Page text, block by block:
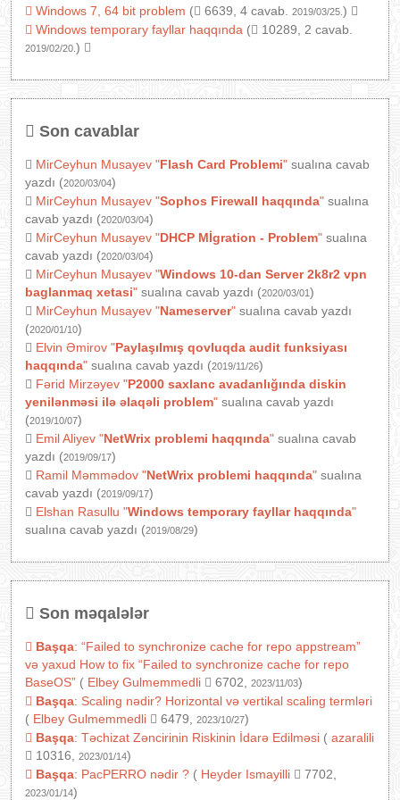
Windows 7, 64 bit problem ( 6639, 4 cavab. 2019/03/25. )
Windows temporary fayllar haqqında ( 10289, 2 cavab.
2019/02/20. )
Son cavablar
MirCeyhun Musayev "Flash Card Problemi" sualına cavab
yazdı (2020/03/04)
MirCeyhun Musayev "Sophos Firewall haqqında" sualına
cavab yazdı (2020/03/04)
MirCeyhun Musayev "DHCP Mİgration - Problem" sualına
cavab yazdı (2020/03/04)
MirCeyhun Musayev "Windows 10-dan Server 2k8r2 vpn
baglanmaq xetasi" sualına cavab yazdı (2020/03/01)
MirCeyhun Musayev "Nameserver" sualına cavab yazdı
(2020/01/10)
Elvin Əmirov "Paylaşılmış qovluqda audit funksiyası
haqqında" sualına cavab yazdı (2019/11/26)
Fərid Mirzəyev "P2000 saxlanc avadanlığında diskin
yenilənməsi ilə əlaqəli problem" sualına cavab yazdı
(2019/10/07)
Emil Aliyev "NetWrix problemi haqqında" sualına cavab
yazdı (2019/09/17)
Ramil Məmmədov "NetWrix problemi haqqında" sualına
cavab yazdı (2019/09/17)
Elshan Rasullu "Windows temporary fayllar haqqında"
sualına cavab yazdı (2019/08/29)
Son məqalələr
Başqa: “Failed to synchronize cache for repo appstream”
və yaxud How to fix “Failed to synchronize cache for repo
BaseOS” ( Elbey Gulmemmedli 6702, 2023/11/03)
Başqa: Scaling nədir? Horizontal və vertikal scaling termləri
( Elbey Gulmemmedli 6479, 2023/10/27)
Başqa: Təchizat Zəncirinin Riskinin İdarə Edilməsi ( azaralili
10316,
2023/01/14)
Başqa: PacPERRO nədir ? ( Heyder Ismayilli 7702,
2023/01/14)